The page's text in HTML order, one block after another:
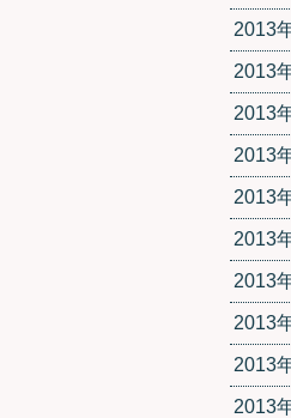
2013
2013
2013
2013
2013
2013
2013
2013
2013
2013